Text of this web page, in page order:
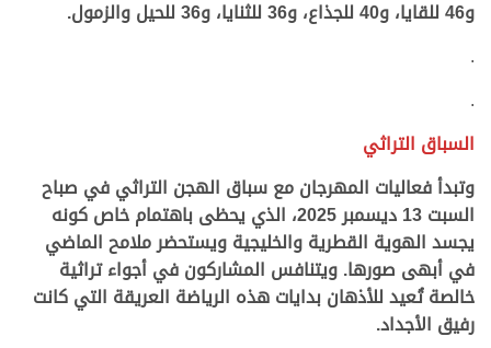
و46 للقايا، و40 للجذاع، و36 للثنايا، و36 للحيل والزمول.
.
.
السباق التراثي
وتبدأ فعاليات المهرجان مع سباق الهجن التراثي في صباح
السبت 13 ديسمبر 2025، الذي يحظى باهتمام خاص كونه
يجسد الهوية القطرية والخليجية ويستحضر ملامح الماضي
في أبهى صورها. ويتنافس المشاركون في أجواء تراثية
خالصة تُعيد للأذهان بدايات هذه الرياضة العريقة التي كانت
رفيق الأجداد.